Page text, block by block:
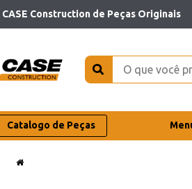
CASE Construction de Peças Originais
Catalogo de Peças